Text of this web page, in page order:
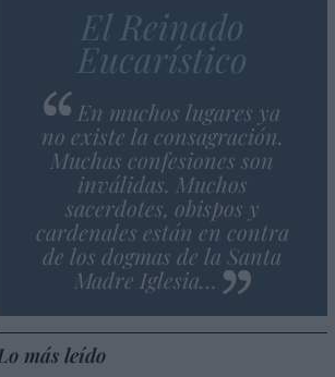
El Reinado
Eucarístico
En muchos lugares ya
no existe la consagración.
Muchas confesiones son
inválidas. Muchos
sacerdotes, obispos y
cardenales están en contra
de los dogmas de la Santa
Madre Iglesia…
más leído